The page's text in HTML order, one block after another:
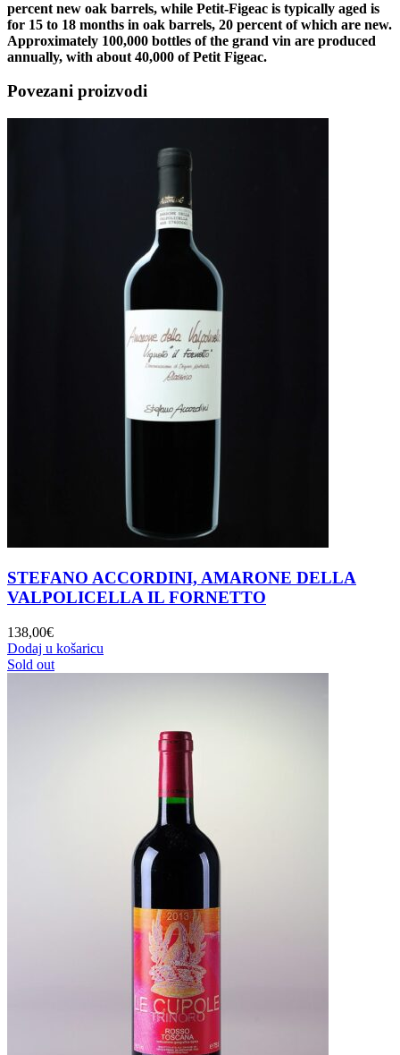
percent new oak barrels, while Petit-Figeac is typically aged is
for 15 to 18 months in oak barrels, 20 percent of which are new.
Approximately 100,000 bottles of the grand vin are produced
annually, with about 40,000 of Petit Figeac.
Povezani proizvodi
STEFANO ACCORDINI, AMARONE DELLA
VALPOLICELLA IL FORNETTO
138,00€
Dodaj u košaricu
Sold out